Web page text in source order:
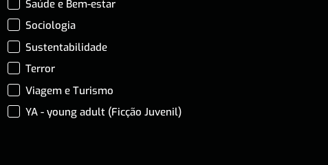
Saúde e Bem-estar
Sociologia
Sustentabilidade
Terror
Viagem e Turismo
YA - young adult (Ficção Juvenil)